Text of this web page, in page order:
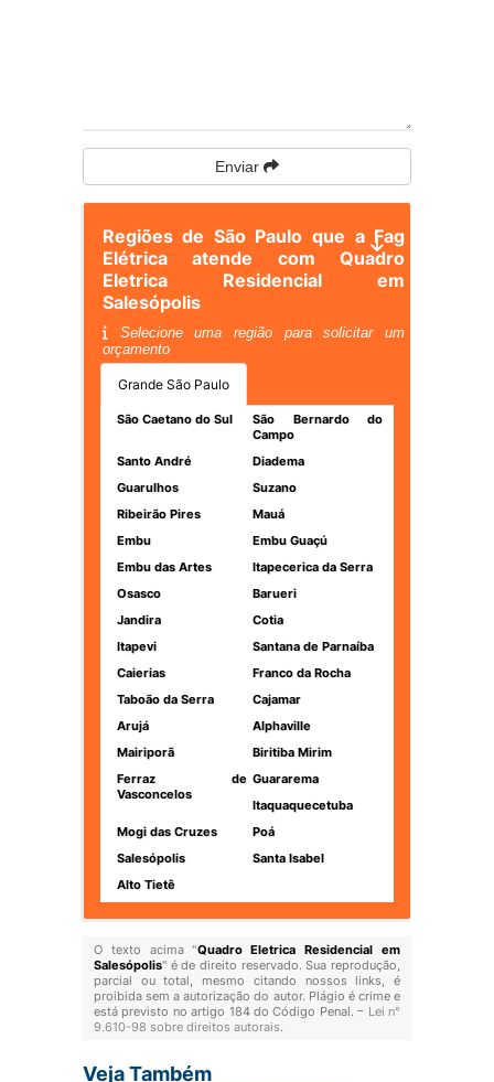
Enviar
Regiões de São Paulo que a Fag
Elétrica atende com Quadro
Eletrica Residencial em
Salesópolis
Selecione uma região para solicitar um
orçamento
Grande São Paulo
São Caetano do Sul
São Bernardo do
Campo
Santo André
Diadema
Guarulhos
Suzano
Ribeirão Pires
Mauá
Embu
Embu Guaçú
Embu das Artes
Itapecerica da Serra
Osasco
Barueri
Jandira
Cotia
Itapevi
Santana de Parnaíba
Caierias
Franco da Rocha
Taboão da Serra
Cajamar
Arujá
Alphaville
Mairiporã
Biritiba Mirim
Ferraz de
Vasconcelos
Guararema
Itaquaquecetuba
Mogi das Cruzes
Poá
Salesópolis
Santa Isabel
Alto Tietê
O texto acima "Quadro Eletrica Residencial em
Salesópolis" é de direito reservado. Sua reprodução,
parcial ou total, mesmo citando nossos links, é
proibida sem a autorização do autor. Plágio é crime e
está previsto no artigo 184 do Código Penal. – Lei n°
9.610-98 sobre direitos autorais.
Veja Também